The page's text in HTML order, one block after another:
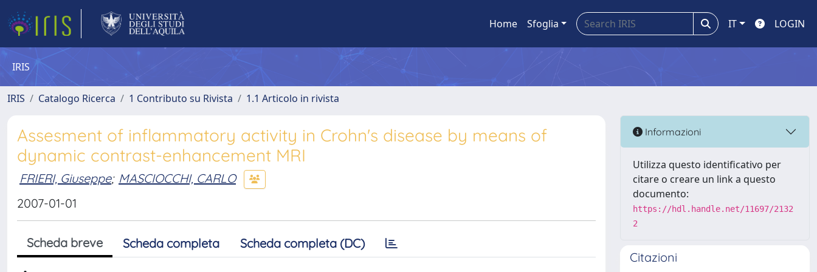
Home Sfoglia IT LOGIN
IRIS
IRIS Catalogo Ricerca 1 Contributo su Rivista 1.1 Articolo in rivista
Assesment of inflammatory activity in Crohn's disease by means of
dynamic contrast-enhancement MRI
FRIERI, Giuseppe; MASCIOCCHI, CARLO
2007-01-01
Scheda breve Scheda completa Scheda completa (DC)
Informazioni
Utilizza questo identificativo per
citare o creare un link a questo
documento:
https://hdl.handle.net/11697/2132
2
Citazioni